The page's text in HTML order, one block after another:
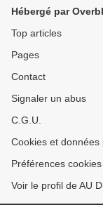
Hébergé par
Top articles
Pages
Contact
Signaler un abus
C.G.U.
Cookies et données
Préférences cookies
Voir le profil de AU